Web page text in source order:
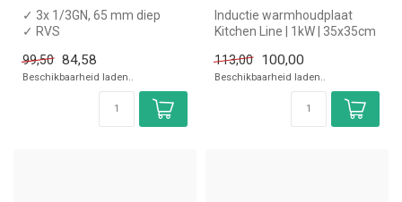
✓ 3x 1/3GN, 65 mm diep
✓ RVS
✓ Hoogte 65,7 cm, breedte
38,1 cm, ...
99,50 84,58
Beschikbaarheid laden..
Inductie warmhoudplaat
Kitchen Line | 1kW | 35x35cm
113,00
100,00
Beschikbaarheid laden..